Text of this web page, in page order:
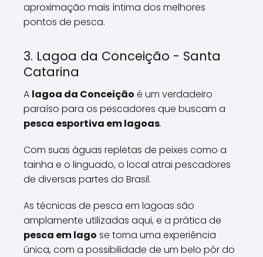
aproximação mais íntima dos melhores
pontos de pesca.
3. Lagoa da Conceição - Santa
Catarina
A lagoa da Conceição é um verdadeiro
paraíso para os pescadores que buscam a
pesca esportiva em lagoas.
Com suas águas repletas de peixes como a
tainha e o linguado, o local atrai pescadores
de diversas partes do Brasil.
As técnicas de pesca em lagoas são
amplamente utilizadas aqui, e a prática de
pesca em lago se torna uma experiência
única, com a possibilidade de um belo pôr do